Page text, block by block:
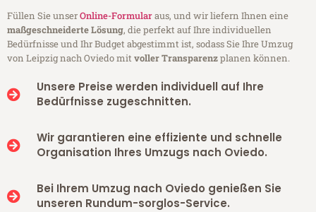
Füllen Sie unserOnline-Formularaus, und wir liefern Ihnen eine
maßgeschneiderte Lösung, die perfekt auf Ihre individuellen
Bedürfnisse und Ihr Budget abgestimmt ist, sodass Sie Ihre Umzug
von Leipzig nach Oviedo mitvoller Transparenzplanen können.
Unsere Preise werden individuell auf Ihre
Bedürfnisse zugeschnitten.
Wir garantieren eine effiziente und schnelle
Organisation Ihres Umzugs nach Oviedo.
Bei Ihrem Umzug nach Oviedo genießen Sie
unseren Rundum-sorglos-Service.